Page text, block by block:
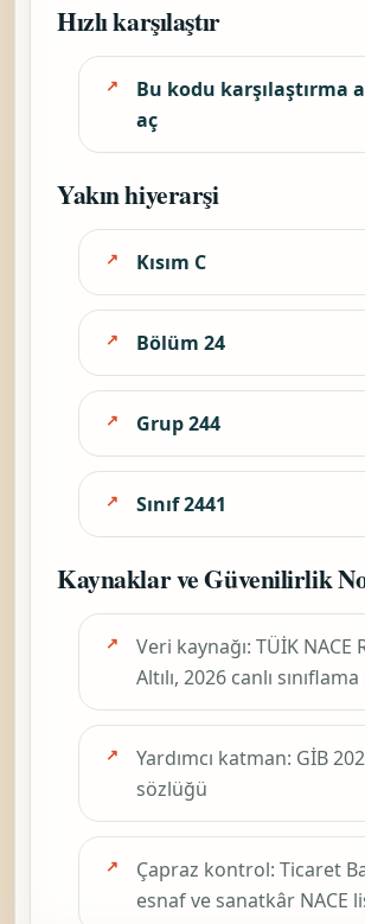
Hızlı karşılaştır
Bu kodu karşılaştırma
aç
Yakın hiyerarşi
Kısım C
Bölüm 24
Grup 244
Sınıf 2441
Kaynaklar ve Güvenilirlik
Veri kaynağı: TÜİK NACE
Altılı, 2026 canlı
Yardımcı katman: GİB
sözlüğü
Çapraz kontrol: Ticaret
esnaf ve sanatkâr NACE